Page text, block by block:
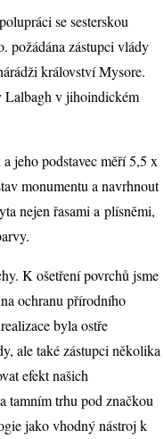
se sesterskou
požádána zástupci vlády
království Mysore.
Lalbagh v jihoindickém
jeho podstavec měří 5,5 x
monumentu a navrhnout
nejen řasami a plísněmi,
K ošetření povrchů jsme
ochranu přírodního
byla ostře
ale také zástupci několika
efekt našich
tamním trhu pod značkou
jako vhodný nástroj k